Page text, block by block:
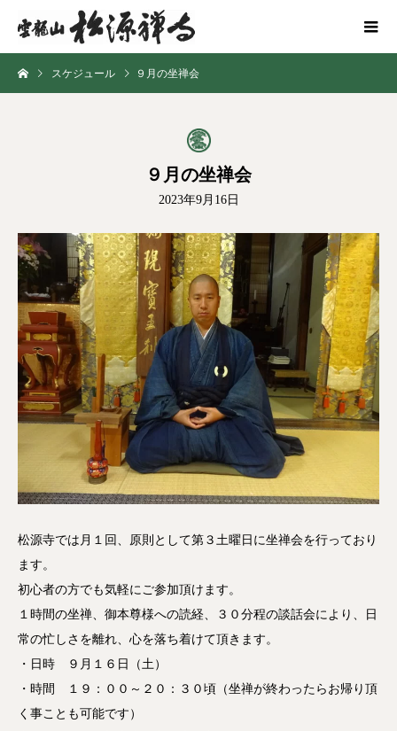
スケジュール ９月の坐禅会
９月の坐禅会
2023年9月16日
松源寺では月１回、原則として第３土曜日に坐禅会を行っており
ます。
初心者の方でも気軽にご参加頂けます。
１時間の坐禅、御本尊様への読経、３０分程の談話会により、日
常の忙しさを離れ、心を落ち着けて頂きます。
・日時 ９月１６日（土）
・時間 １９：００～２０：３０頃（坐禅が終わったらお帰り頂
く事ことも可能です）